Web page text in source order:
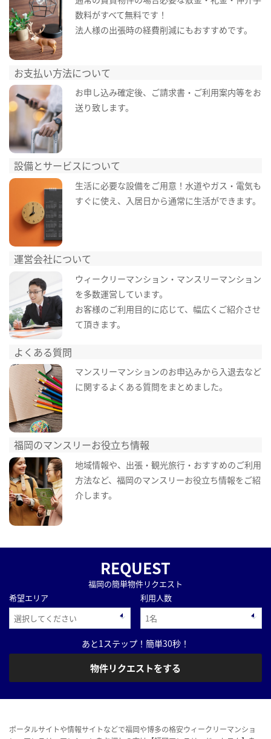
数料がすべて無料です！
法人様の出張時の経費削減にもおすすめです。
お支払い方法について
お申し込み確定後、ご請求書・ご利用案内等をお
送り致します。
設備とサービスについて
生活に必要な設備をご用意！水道やガス・電気も
すぐに使え、入居日から通常に生活ができます。
運営会社について
ウィークリーマンション・マンスリーマンション
を多数運営しています。
お客様のご利用目的に応じて、幅広くご紹介させ
て頂きます。
よくある質問
マンスリーマンションのお申込みから入退去など
に関するよくある質問をまとめました。
福岡のマンスリーお役立ち情報
地域情報や、出張・観光旅行・おすすめのご利用
方法など、福岡のマンスリーお役立ち情報をご紹
介します。
REQUEST
福岡の簡単物件リクエスト
希望エリア
利用人数
あと1ステップ！簡単30秒！
物件リクエストをする
ポータルサイトや情報サイトなどで福岡や博多の格安ウィークリーマンショ